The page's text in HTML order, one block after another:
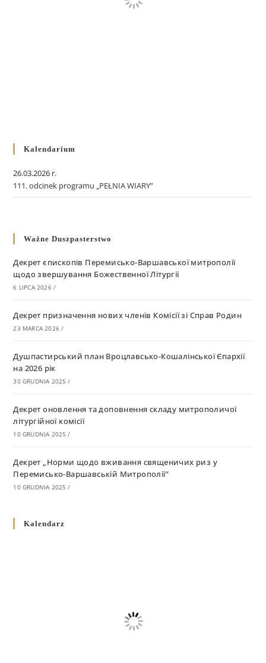
Kalendarium
26.03.2026 r.
111. odcinek programu „PEŁNIA WIARY”
Ważne Duszpasterstwo
Декрет єпископів Перемисько-Варшавської митрополії
щодо звершування Божественної Літургії
6 LIPCA 2026 /
Декрет призначення нових членів Комісії зі Справ Родин
23 MARCA 2026 /
Душпастирський план Вроцлавсько-Кошалінської Єпархії
на 2026 рік
30 GRUDNIA 2025 /
Декрет оновлення та доповнення складу митрополичої
літургійної комісії
10 GRUDNIA 2025 /
Декрет „Норми щодо вживання священичих риз у
Перемисько-Варшавській Митрополії”
10 GRUDNIA 2025 /
григоріанським календарем
Душпастирський план Вроцлавсько-Кошалінської єпархії
Kalendarz